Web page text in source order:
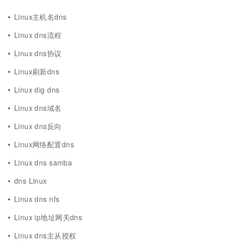
Linux主机名dns
Linux dns流程
Linux dns协议
Linux刷新dns
Linux dig dns
Linux dns域名
Linux dns反向
Linux网络配置dns
Linux dns samba
dns Linux
Linux dns nfs
Linux ip地址网关dns
Linux dns主从授权